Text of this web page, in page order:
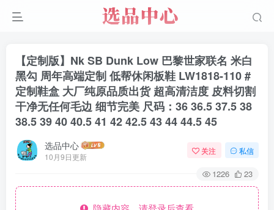
【定制版】Nk SB Dunk Low 巴黎世家联名 米白
黑勾 周年高端定制 低帮休闲板鞋 LW1818-110 #
定制鞋盒 大厂纯原品质出货 超高清洁度 皮料切割
干净无任何毛边 细节完美 尺码：36 36.5 37.5 38
38.5 39 40 40.5 41 42 42.5 43 44 44.5 45
选品中心
10月9日更新
关注 私信
1226 23